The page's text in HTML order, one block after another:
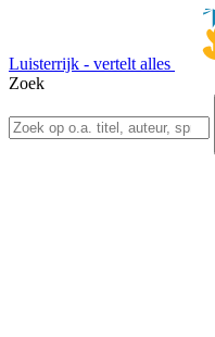
Luisterrijk - vertelt alles
Zoek